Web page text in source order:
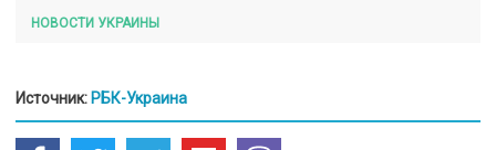
НОВОСТИ УКРАИНЫ
Источник: РБК-Украина